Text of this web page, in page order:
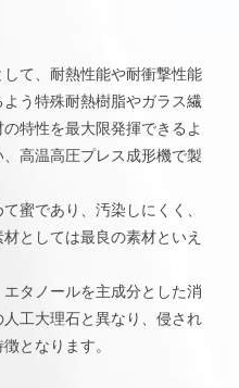
て、耐熱性能や耐衝撃性能
う特殊耐熱樹脂やガラス繊
特性を最大限発揮できるよ
高温高圧プレス成形機で製
蜜であり、汚染しにくく、
としては最良の素材といえ
タノールを主成分とした消
工大理石と異なり、侵され
となります。